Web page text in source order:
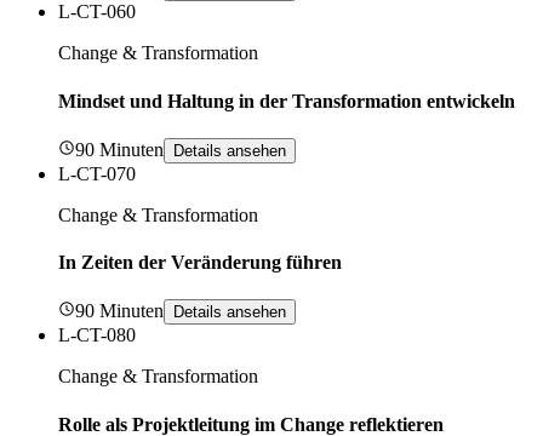
L-CT-060
Change & Transformation
Mindset und Haltung in der Transformation entwickeln
90 Minuten Details ansehen
L-CT-070
Change & Transformation
In Zeiten der Veränderung führen
90 Minuten Details ansehen
L-CT-080
Change & Transformation
Rolle als Projektleitung im Change reflektieren